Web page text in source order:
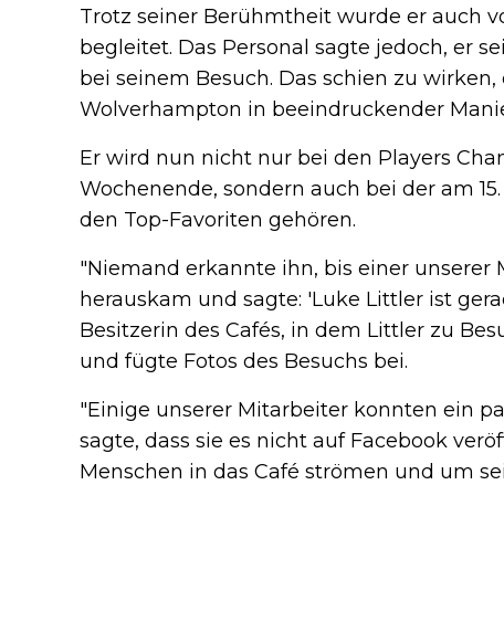
Trotz seiner Berühmtheit wurde er auch
begleitet. Das Personal sagte jedoch, er
bei seinem Besuch. Das schien zu
Wolverhampton in beeindruckender
Er wird nun nicht nur bei den Players
Wochenende, sondern auch bei der am
den Top-Favoriten gehören.
"Niemand erkannte ihn, bis einer unserer
herauskam und sagte: 'Luke Littler ist
Besitzerin des Cafés, in dem Littler zu
und fügte Fotos des Besuchs bei.
"Einige unserer Mitarbeiter konnten ein
sagte, dass sie es nicht auf Facebook
Menschen in das Café strömen und um